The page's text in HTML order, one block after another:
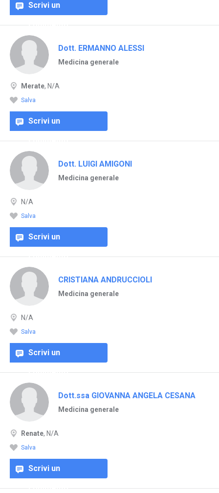
Scrivi un
commento
Dott. ERMANNO ALESSI
Medicina generale
Merate, N/A
Salva
Scrivi un
commento
Dott. LUIGI AMIGONI
Medicina generale
N/A
Salva
Scrivi un
commento
CRISTIANA ANDRUCCIOLI
Medicina generale
N/A
Salva
Scrivi un
commento
Dott.ssa GIOVANNA ANGELA CESANA
Medicina generale
Renate, N/A
Salva
Scrivi un
commento